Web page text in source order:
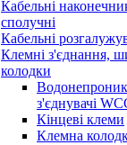
Кабельні
сполучні
Кабельні
Клемні з'єднання,
колодки
з'єднувачi
Кінцеві клеми
Клемна